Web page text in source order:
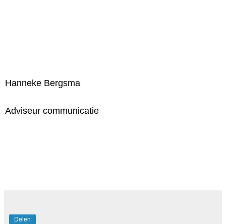
Hanneke Bergsma
Adviseur communicatie
Delen